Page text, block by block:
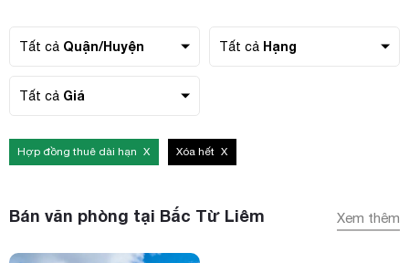
Tất cả Quận/Huyện Tất cả Hạng
Tất cả Giá
Hợp đồng thuê dài hạn Xóa hết
Bán văn phòng tại Bắc Từ Liêm Xem thêm
Email công việc